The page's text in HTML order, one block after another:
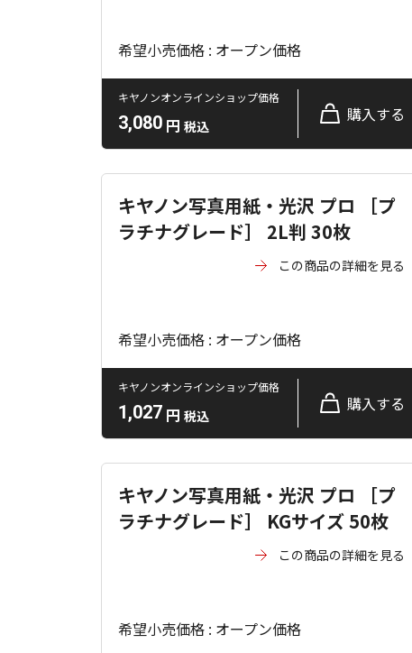
希望小売価格 : オープン価格
キヤノンオンラインショップ価格
3,080 円 税込
購入する
キヤノン写真用紙・光沢 プロ ［プ
ラチナグレード］ 2L判 30枚
この商品の詳細を見る
希望小売価格 : オープン価格
キヤノンオンラインショップ価格
1,027 円 税込
購入する
キヤノン写真用紙・光沢 プロ ［プ
ラチナグレード］ KGサイズ 50枚
この商品の詳細を見る
希望小売価格 : オープン価格